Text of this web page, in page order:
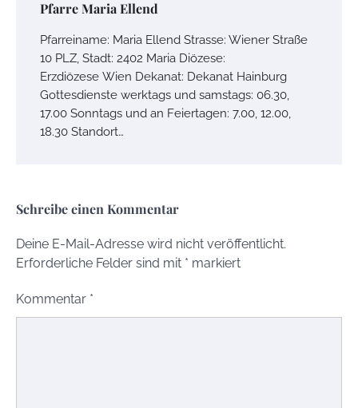
Pfarre Maria Ellend
Pfarreiname: Maria Ellend Strasse: Wiener Straße
10 PLZ, Stadt: 2402 Maria Diözese:
Erzdiözese Wien Dekanat: Dekanat Hainburg
Gottesdienste werktags und samstags: 06.30,
17.00 Sonntags und an Feiertagen: 7.00, 12.00,
18.30 Standort…
Schreibe einen Kommentar
Deine E-Mail-Adresse wird nicht veröffentlicht.
Erforderliche Felder sind mit * markiert
Kommentar *